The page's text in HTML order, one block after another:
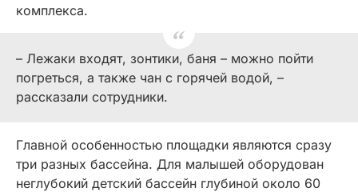
комплекса.
– Лежаки входят, зонтики, баня – можно пойти
погреться, а также чан с горячей водой, –
рассказали сотрудники.
Главной особенностью площадки являются сразу
три разных бассейна. Для малышей оборудован
неглубокий детский бассейн глубиной около 60